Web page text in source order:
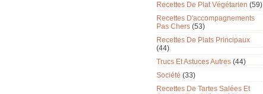
Recettes De Plat Végétarien (59)
Recettes D'accompagnements
Pas Chers (53)
Recettes De Plats Principaux
(44)
Trucs Et Astuces Autres (44)
Société (33)
Recettes De Tartes Salées Et